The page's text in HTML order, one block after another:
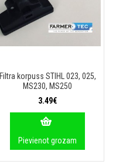
Filtra korpuss STIHL 023, 025,
MS230, MS250
3.49€
Pievienot grozam